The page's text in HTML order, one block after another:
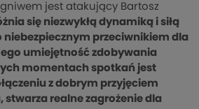
jest atakujący Bartosz
się niezwykłą dynamiką i siłą
niebezpiecznym przeciwnikiem dla
umiejętność zdobywania
momentach spotkań jest
z dobrym przyjęciem
stwarza realne zagrożenie dla